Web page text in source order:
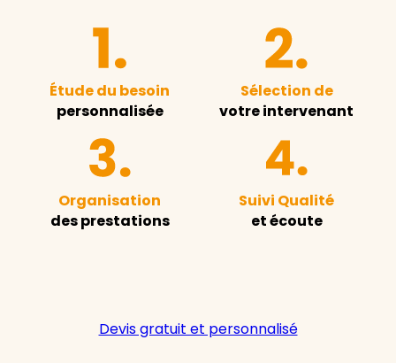
Étude du besoin
personnalisée
Sélection de
votre intervenant
Organisation
des prestations
Suivi Qualité
et écoute
Devis gratuit et personnalisé